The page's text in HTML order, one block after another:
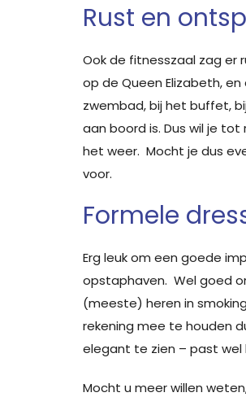
Rust en
Ook de fitnesszaal zag er
op de Queen Elizabeth,
zwembad, bij het buffet,
aan boord is. Dus wil je
het weer. Mocht je dus
voor.
Formele
Erg leuk om een goede
opstaphaven. Wel goed
(meeste) heren in
rekening mee te houden
elegant te zien – past wel
Mocht u meer willen